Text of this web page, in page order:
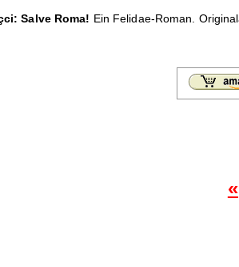
Salve Roma! Ein Felidae-Roman.
«